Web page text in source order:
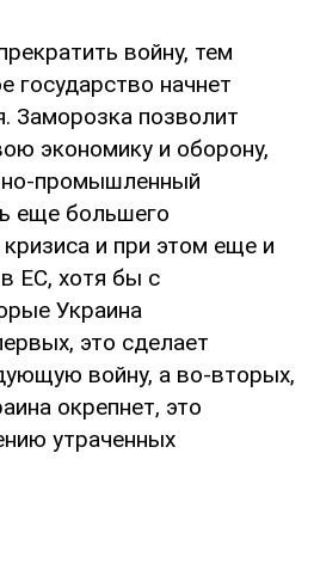
войну, тем
государство начнет
Заморозка позволит
экономику и оборону,
промышленный
еще большего
и при этом еще и
ЕС, хотя бы с
Украина
это сделает
войну, а во-вторых,
окрепнет, это
утраченных